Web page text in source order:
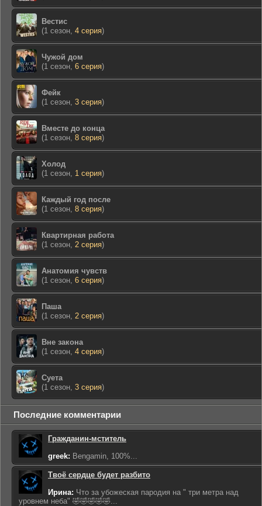
Вестис
(1 сезон, 4 серия)
Чужой дом
(1 сезон, 6 серия)
Фейк
(1 сезон, 3 серия)
Вместе до конца
(1 сезон, 8 серия)
Холод
(1 сезон, 1 серия)
Каждый год после
(1 сезон, 8 серия)
Квартирная работа
(1 сезон, 2 серия)
Анатомия чувств
(1 сезон, 6 серия)
Паша
(1 сезон, 2 серия)
Вне закона
(1 сезон, 4 серия)
Суета
(1 сезон, 3 серия)
Последние комментарии
Гражданин-мститель
greek: Bengamin, 100%...
Твоё сердце будет разбито
Ирина: Что за убожеская пародия на " три метра над
уровнем неба" 🤣🤣🤣🤣🤣...